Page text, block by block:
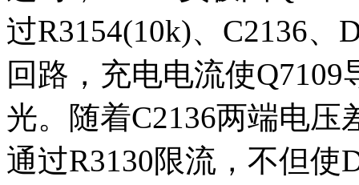
过R3154(10k)、C2136、
回路，充电电流使
光。随着C2136两端电压
通过R3130限流，不但使